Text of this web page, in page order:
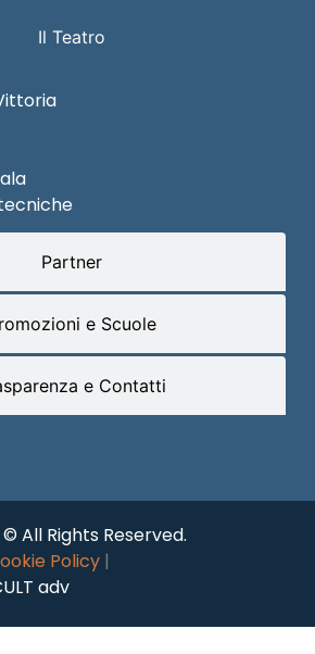
Il Teatro
Partner
e Scuole
e Contatti
All Rights Reserved.
Policy |
adv